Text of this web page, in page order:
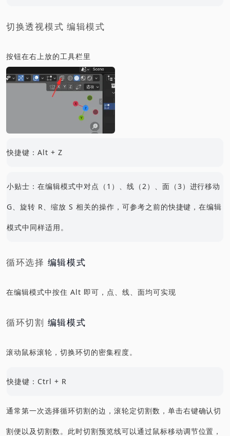
切换透视模式 编辑模式
按钮在右上放的工具栏里
快捷键：Alt + Z
小贴士：在编辑模式中对点（1）、线（2）、面（3）进行移动
G、旋转 R、缩放 S 相关的操作，可参考之前的快捷键，在编辑
模式中同样适用。
循环选择 编辑模式
在编辑模式中按住 Alt 即可，点、线、面均可实现
循环切割 编辑模式
滚动鼠标滚轮，切换环切的密集程度。
快捷键：Ctrl + R
通常第一次选择循环切割的边，滚轮定切割数，单击右键确认切
割便以及切割数。此时切割预览线可以通过鼠标移动调节位置，